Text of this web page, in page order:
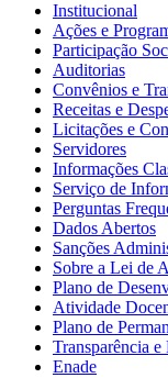
Institucional
Ações e
Participação
Auditorias
Convênios e
Receitas e
Licitações e
Servidores
Informações
Serviço de
Perguntas
Dados Abertos
Sanções
Sobre a Lei de
Plano de
Atividade
Plano de
Transparência e
Enade